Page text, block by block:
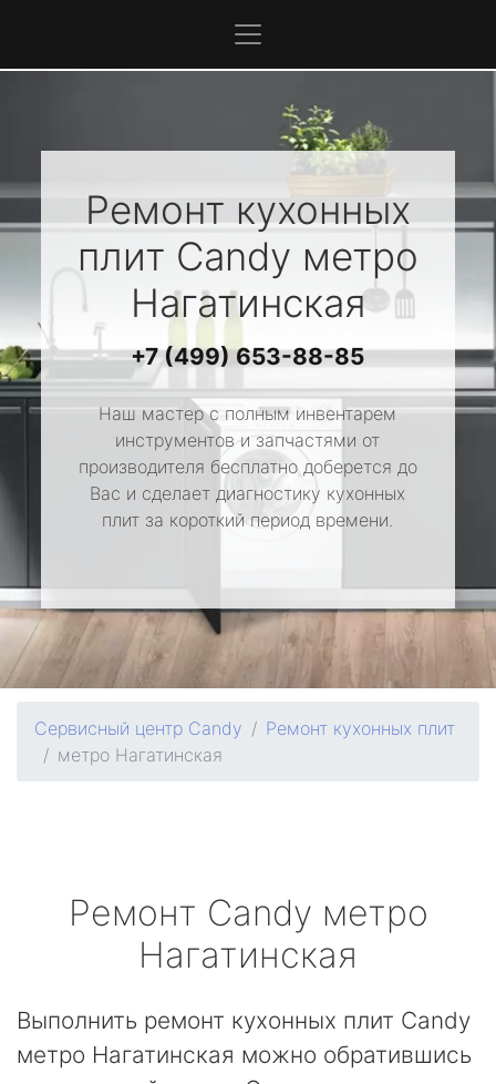
Ремонт кухонных
плит Candy метро
Нагатинская
+7 (499) 653-88-85
Наш мастер с полным инвентарем
инструментов и запчастями от
производителя бесплатно доберется до
Вас и сделает диагностику кухонных
плит за короткий период времени.
Сервисный центр Candy
Ремонт кухонных плит
метро Нагатинская
Ремонт Candy метро
Нагатинская
Выполнить ремонт кухонных плит Candy
метро Нагатинская можно обратившись